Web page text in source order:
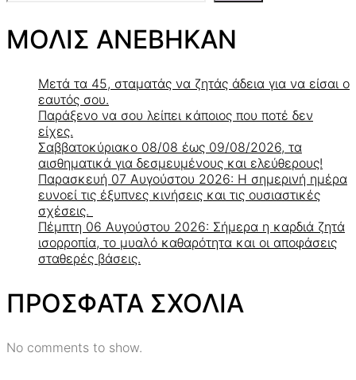
ΜΟΛΙΣ ΑΝΕΒΗΚΑΝ
Μετά τα 45, σταματάς να ζητάς άδεια για να είσαι ο
εαυτός σου.
Παράξενο να σου λείπει κάποιος που ποτέ δεν
είχες.
Σαββατοκύριακο 08/08 έως 09/08/2026, τα
αισθηματικά για δεσμευμένους και ελεύθερους!
Παρασκευή 07 Αυγούστου 2026: Η σημερινή ημέρα
ευνοεί τις έξυπνες κινήσεις και τις ουσιαστικές
σχέσεις.
Πέμπτη 06 Αυγούστου 2026: Σήμερα η καρδιά ζητά
ισορροπία, το μυαλό καθαρότητα και οι αποφάσεις
σταθερές βάσεις.
ΠΡΟΣΦΑΤΑ ΣΧΟΛΙΑ
No comments to show.